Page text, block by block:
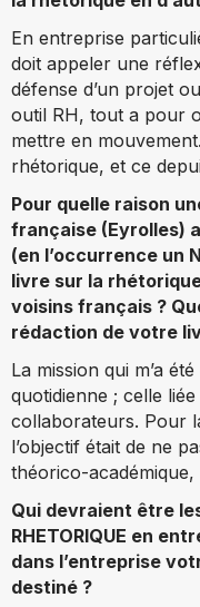
En entreprise
doit appeler une
défense d’un projet
outil RH, tout a pour
mettre en
rhétorique, et ce
Pour quelle raison
française (Eyrolles)
(en l’occurrence un
livre sur la
voisins français ?
rédaction de votre
La mission qui m’a
quotidienne ; celle
collaborateurs. Pour
l’objectif était de ne
théorico-
Qui devraient être
RHETORIQUE en
dans l’entreprise
destiné ?